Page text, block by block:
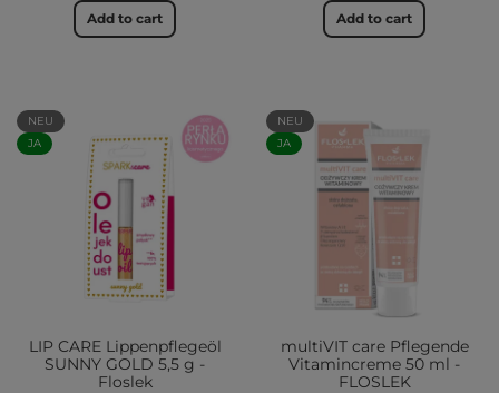
Add to cart Add to cart
NEU
JA
LIP CARE Lippenpflegeöl
SUNNY GOLD 5,5 g -
Floslek
NEU
JA
multiVIT care Pflegende
Vitamincreme 50 ml -
FLOSLEK